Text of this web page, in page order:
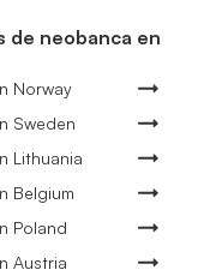
de neobanca en
Norway
Sweden
Lithuania
Belgium
Poland
Austria